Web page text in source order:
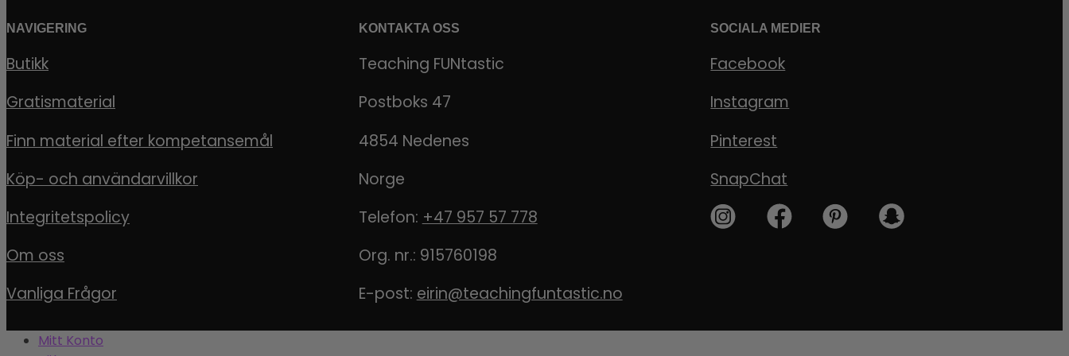
NAVIGERING
Butikk
Gratismaterial
Finn material efter kompetansemål
Köp- och användarvillkor
Integritetspolicy
Om oss
Vanliga Frågor
KONTAKTA OSS
Teaching FUNtastic
Postboks 47
4854 Nedenes
Norge
Telefon: +47 957 57 778
Org. nr.: 915760198
E-post: eirin@teachingfuntastic.no
SOCIALA MEDIER
Facebook
Instagram
Pinterest
SnapChat
Mitt Konto